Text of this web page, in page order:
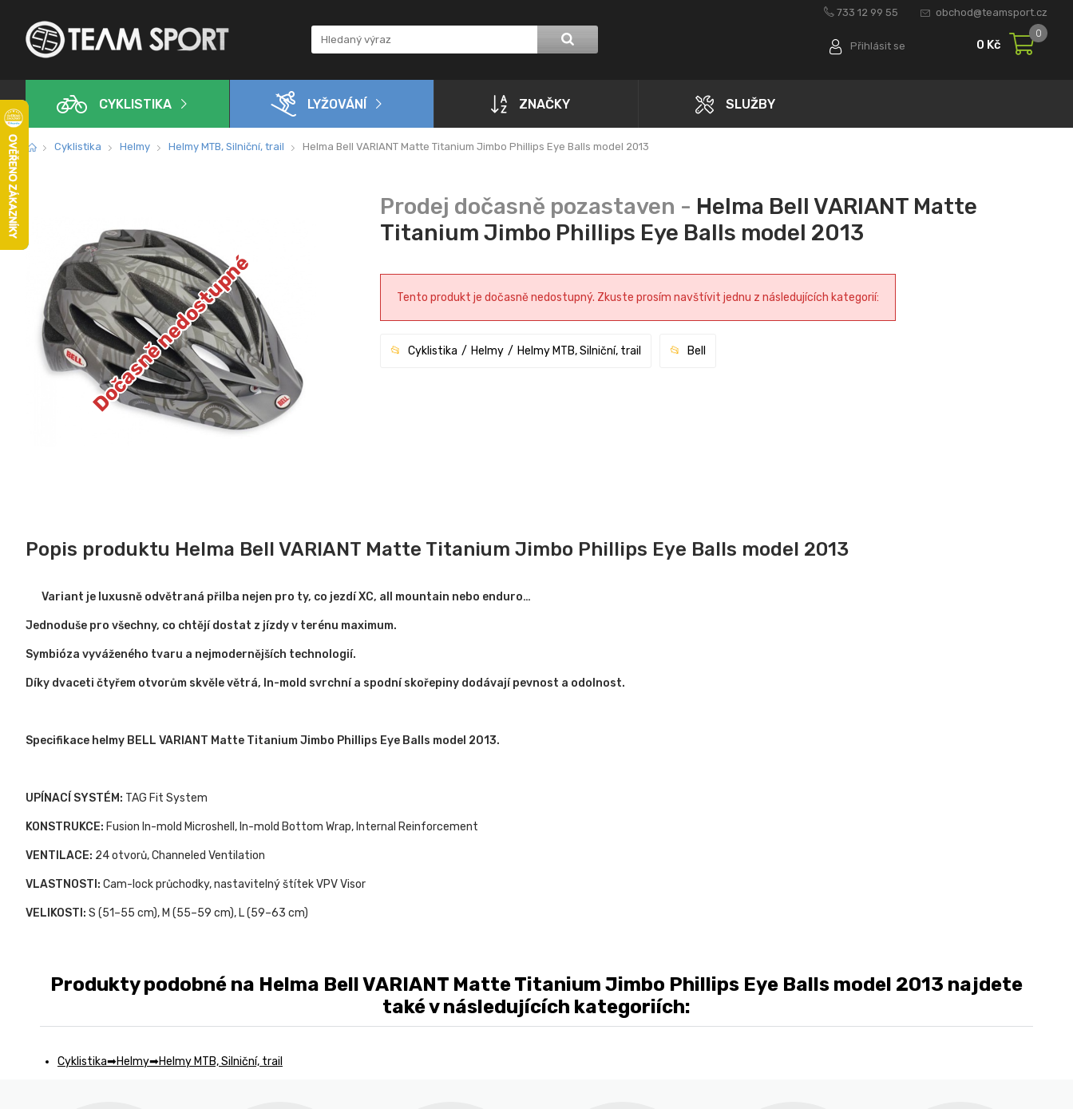
733 12 99 55 obchod@teamsport.cz
Přihlásit se 0 Kč
0
CYKLISTIKA LYŽOVÁNÍ ZNAČKY SLUŽBY
Cyklistika Helmy Helmy MTB, Silniční, trail Helma Bell VARIANT Matte Titanium Jimbo Phillips Eye Balls model 2013
Dočasně nedostupné
Helma Bell VARIANT Matte
Titanium Jimbo Phillips Eye Balls model 2013
Tento produkt je dočasně nedostupný. Zkuste prosím navštívit jednu z následujících kategorií:
Cyklistika Helmy Helmy MTB, Silniční, trail Bell
Popis produktu Helma Bell VARIANT Matte Titanium Jimbo Phillips Eye Balls model 2013
Variant je luxusně odvětraná přilba nejen pro ty, co jezdí XC, all mountain nebo enduro…
Jednoduše pro všechny, co chtějí dostat z jízdy v terénu maximum.
Symbióza vyváženého tvaru a nejmodernějších technologií.
Díky dvaceti čtyřem otvorům skvěle větrá, In-mold svrchní a spodní skořepiny dodávají pevnost a odolnost.
Specifikace helmy BELL VARIANT Matte Titanium Jimbo Phillips Eye Balls model 2013.
UPÍNACÍ SYSTÉM: TAG Fit System
KONSTRUKCE: Fusion In-mold Microshell, In-mold Bottom Wrap, Internal Reinforcement
VENTILACE: 24 otvorů, Channeled Ventilation
VLASTNOSTI: Cam-lock průchodky, nastavitelný štítek VPV Visor
VELIKOSTI: S (51–55 cm), M (55–59 cm), L (59–63 cm)
Produkty podobné na Helma Bell VARIANT Matte Titanium Jimbo Phillips Eye Balls model 2013 najdete
také v následujících kategoriích:
Cyklistika Helmy Helmy MTB, Silniční, trail